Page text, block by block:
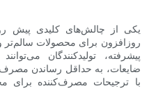
یکی از چالش‌های کلیدی پیش
روزافزون برای محصولات سالم‌تر
پیشرفته، تولیدکنندگان
ضایعات، به حداقل رساندن
با ترجیحات مصرف‌کننده برای